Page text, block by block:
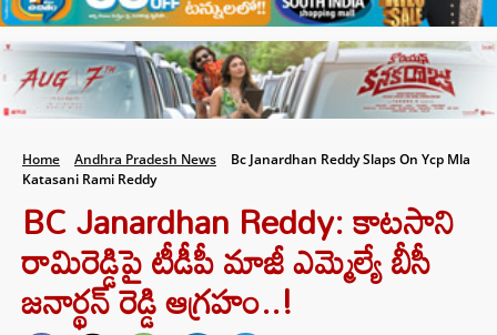
Home Andhra Pradesh News
Bc Janardhan Reddy Slaps On Ycp Mla
Katasani Rami Reddy
BC Janardhan Reddy: కాటసాని
రామిరెడ్డిపై టీడీపీ మాజీ ఎమ్మెల్యే బీసీ
జనార్థన్ రెడ్డి ఆగ్రహం..!